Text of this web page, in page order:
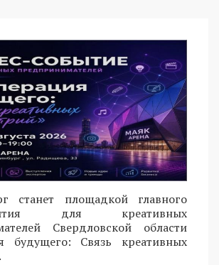
станет площадкой главного
для креативных
Свердловской области
будущего: Связь креативных